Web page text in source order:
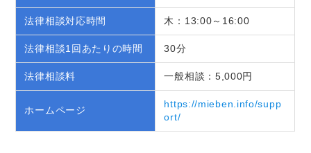
法律相談対応時間 木：13:00～16:00
法律相談1回あたりの時間 30分
法律相談料 一般相談：5,000円
ホームページ
https://mieben.info/supp
ort/